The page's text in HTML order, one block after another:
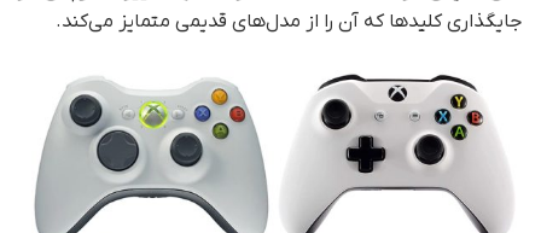
جایگذاری کلیدها که آن را از مدل‌های قدیمی متمایز می‌کند.